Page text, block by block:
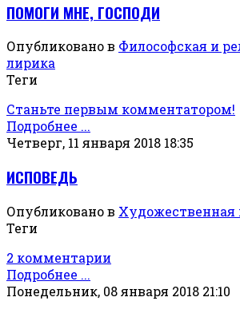
ПОМОГИ МНЕ, ГОСПОДИ
Опубликовано в Философская и
лирика
Теги
Станьте первым комментатором!
Подробнее ...
Четверг, 11 января 2018 18:35
ИСПОВЕДЬ
Опубликовано в Художественная
Теги
2 комментарии
Подробнее ...
Понедельник, 08 января 2018 21:10